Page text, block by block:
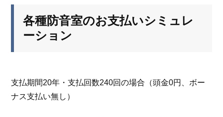
各種防音室のお支払いシミュレ
ーション
支払期間20年・支払回数240回の場合（頭金0円、ボー
ナス支払い無し）